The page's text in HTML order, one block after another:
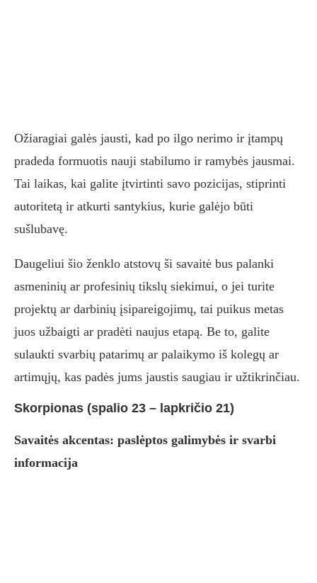
Ožiaragiai galės jausti, kad po ilgo nerimo ir įtampų
pradeda formuotis nauji stabilumo ir ramybės jausmai.
Tai laikas, kai galite įtvirtinti savo pozicijas, stiprinti
autoritetą ir atkurti santykius, kurie galėjo būti
sušlubavę.
Daugeliui šio ženklo atstovų ši savaitė bus palanki
asmeninių ar profesinių tikslų siekimui, o jei turite
projektų ar darbinių įsipareigojimų, tai puikus metas
juos užbaigti ar pradėti naujus etapą. Be to, galite
sulaukti svarbių patarimų ar palaikymo iš kolegų ar
artimųjų, kas padės jums jaustis saugiau ir užtikrinčiau.
Skorpionas (spalio 23 – lapkričio 21)
Savaitės akcentas: paslėptos galimybės ir svarbi
informacija